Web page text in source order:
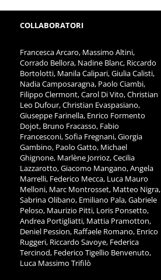
COLLABORATORI
Francesca Arcaro, Massimo Altini,
Corrado Bellora, Nadine Blanc, Riccardo
Bortolotti, Manila Calipari, Giulia Calisti,
Nadia Camposaragna, Paolo Ciambi,
Filippo Clermont, Carol Di Vito, Christian
Leo Dufour, Christian Evaspasiano,
Giuseppe Farinella, Enrico Formento
Dojot, Bruno Fracasso, Fabio
Francesconi, Sofia Fregnani, Giorgia
Gambino, Paolo Gatto, Michael
Ghignone, Marlène Jorrioz, Cecilia
Lazzarotto, Giacomo Mangano, Angela
Marrelli, Federico Mecca, Luca Mauro
Melloni, Marc Montrosset, Matteo Nigra,
Sabrina Olibano, Emiliano Pala, Gabriele
Peloso, Maurizio Pitti, Loris Ponsetto,
Andrea Portigliatti, Mattia Pramotton,
Deniel Pession, Raffaele Romano, Enrico
Ruggeri, Riccardo Savoye, Federica
Tercinod, Federico Tigellio Benvenuto,
Luca Massimo Trifilò